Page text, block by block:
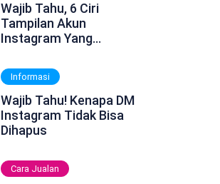
Wajib Tahu, 6 Ciri
Tampilan Akun
Instagram Yang
Informasi
Wajib Tahu! Kenapa DM
Instagram Tidak Bisa
Dihapus
Cara Jualan